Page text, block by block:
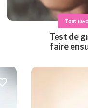
Tout
Test de
faire